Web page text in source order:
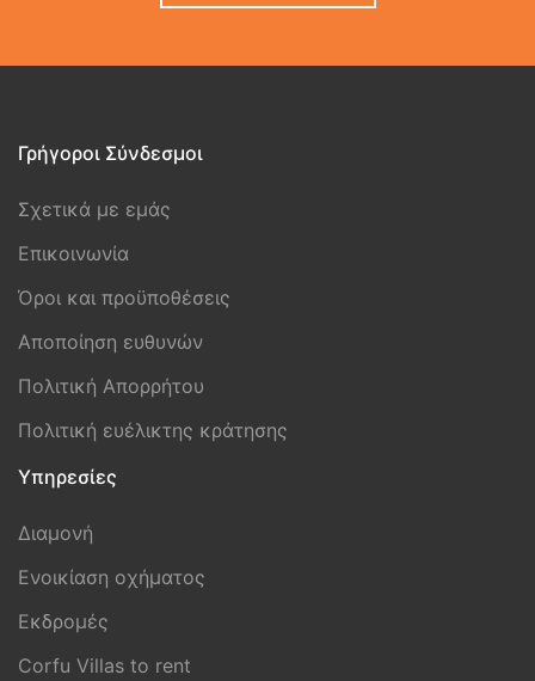
Γρήγοροι Σύνδεσμοι
Σχετικά με εμάς
Επικοινωνία
Όροι και προϋποθέσεις
Aποποίηση ευθυνών
Πολιτική Απορρήτου
Πολιτική ευέλικτης κράτησης
Υπηρεσίες
Διαμονή
Ενοικίαση οχήματος
Εκδρομές
Corfu Villas to rent